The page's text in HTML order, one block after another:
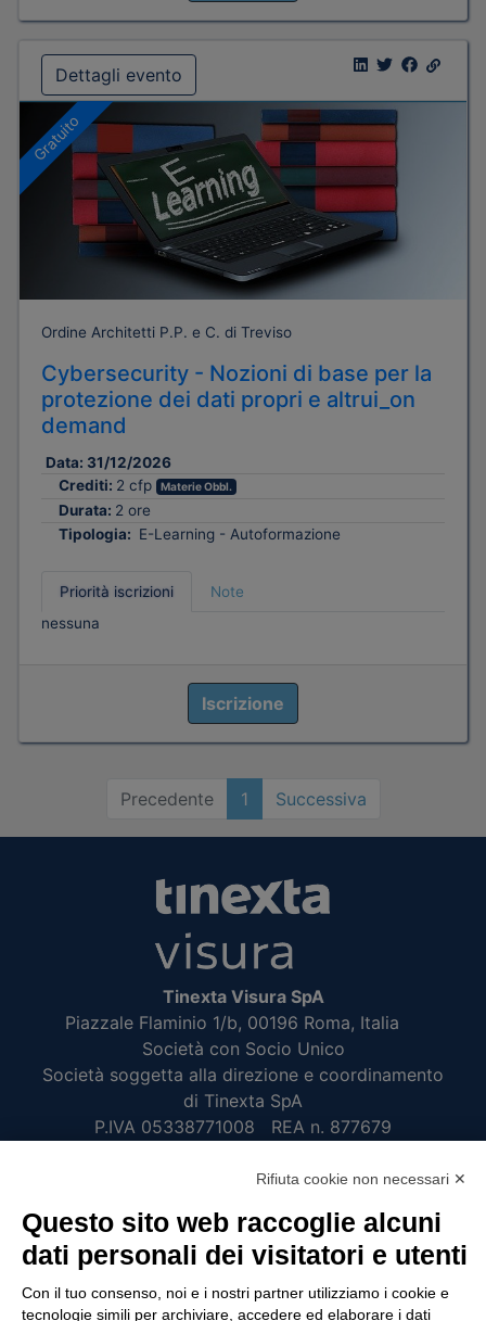
Dettagli evento
Gratuito
Ordine Architetti P.P. e C. di Treviso
Cybersecurity - Nozioni di base per la
protezione dei dati propri e altrui_on
demand
Data: 31/12/2026
Crediti: 2 cfp Materie Obbl.
Durata: 2 ore
Tipologia: E-Learning - Autoformazione
Priorità iscrizioni
Note
nessuna
Iscrizione
Precedente 1 Successiva
Tinexta Visura SpA
Piazzale Flaminio 1/b, 00196 Roma, Italia
Società con Socio Unico
Società soggetta alla direzione e coordinamento
di Tinexta SpA
P.IVA 05338771008 REA n. 877679
Recupero Password
POLICIES AND TERMS
Rifiuta cookie non necessari ✕
Questo sito web raccoglie alcuni
dati personali dei visitatori e utenti
Con il tuo consenso, noi e i nostri partner utilizziamo i cookie e
tecnologie simili per archiviare, accedere ed elaborare i dati